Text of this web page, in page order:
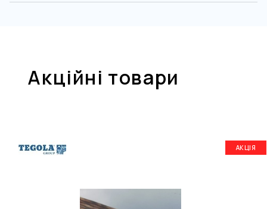
Акційні товари
АКЦІЯ